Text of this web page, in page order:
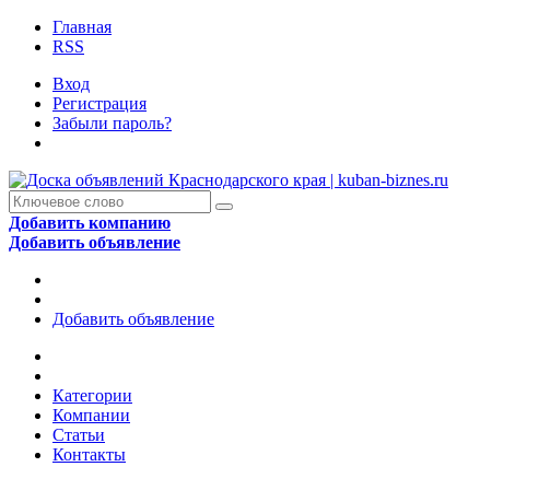
Главная
RSS
Вход
Регистрация
Забыли пароль?
Добавить компанию
Добавить объявление
Добавить объявление
Категории
Компании
Статьи
Контакты